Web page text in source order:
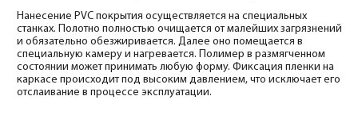
Нанесение PVC покрытия осуществляется на специальных
станках. Полотно полностью очищается от малейших загрязнений
и обязательно обезжиривается. Далее оно помещается в
специальную камеру и нагревается. Полимер в размягченном
состоянии может принимать любую форму. Фиксация пленки на
каркасе происходит под высоким давлением, что исключает его
отслаивание в процессе эксплуатации.